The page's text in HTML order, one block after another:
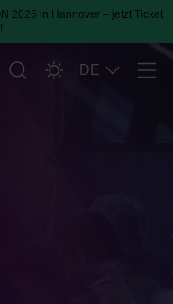
2026 in Hannover – jetzt Ticket
DE